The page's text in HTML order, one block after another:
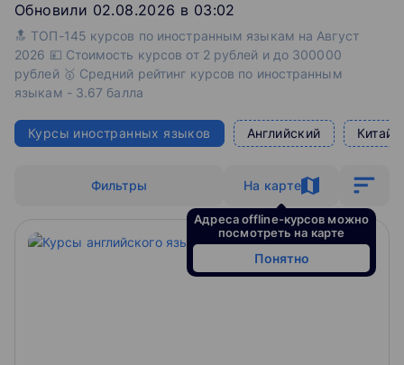
Обновили 02.08.2026 в 03:02
🔝 ТОП-145 курсов по иностранным языкам на Август
2026 💴 Стоимость курсов от 2 рублей и до 300000
рублей 🥇 Средний рейтинг курсов по иностранным
языкам - 3.67 балла
Курсы иностранных языков Английский
На карте
Адреса offline-курсов можно
посмотреть на карте
Понятно
Фильтры